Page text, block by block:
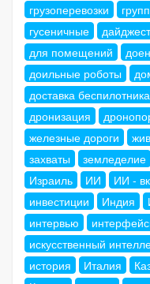
грузоперевозки
гусеничные
дайджест
для помещений
доильные роботы
доставка
дронизация
железные дороги
захваты
земледелие
Израиль
ИИ ИИ -
инвестиции
Индия
интервью
искусственный
история
Италия